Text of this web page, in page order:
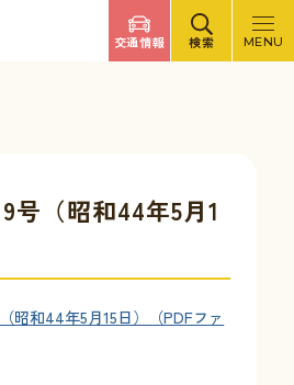
交通情報 検索 MENU
号（昭和44年5月1
昭和44年5月15日）（PDFファ
ベント